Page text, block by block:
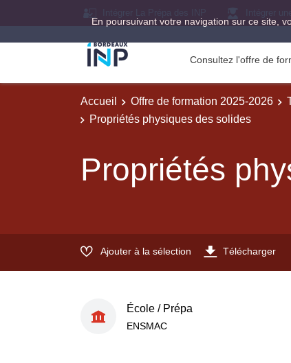
En poursuivant votre navigation sur ce site,
Consultez l'offre de
Accueil Offre de formation 2025-2026
Propriétés physiques des solides
Propriétés
Ajouter à la sélection Télécharger
École / Prépa
ENSMAC